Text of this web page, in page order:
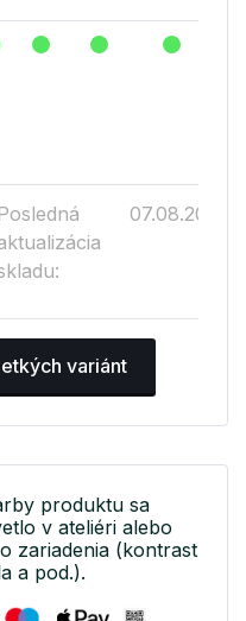
07.08.2026
variánt
produktu sa
v ateliéri alebo
zariadenia (kontrast
a pod.).